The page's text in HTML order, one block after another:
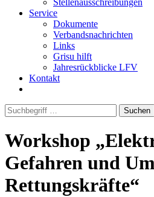
Stellenausschreibungen
Service
Dokumente
Verbandsnachrichten
Links
Grisu hilft
Jahresrückblicke LFV
Kontakt
Suchen
Workshop
Gefahren und
Rettungskräfte“